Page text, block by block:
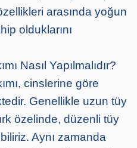
arasında yoğun
olduklarını
Nasıl Yapılmalıdır?
cinslerine göre
Genellikle uzun tüy
özelinde, düzenli tüy
Aynı zamanda